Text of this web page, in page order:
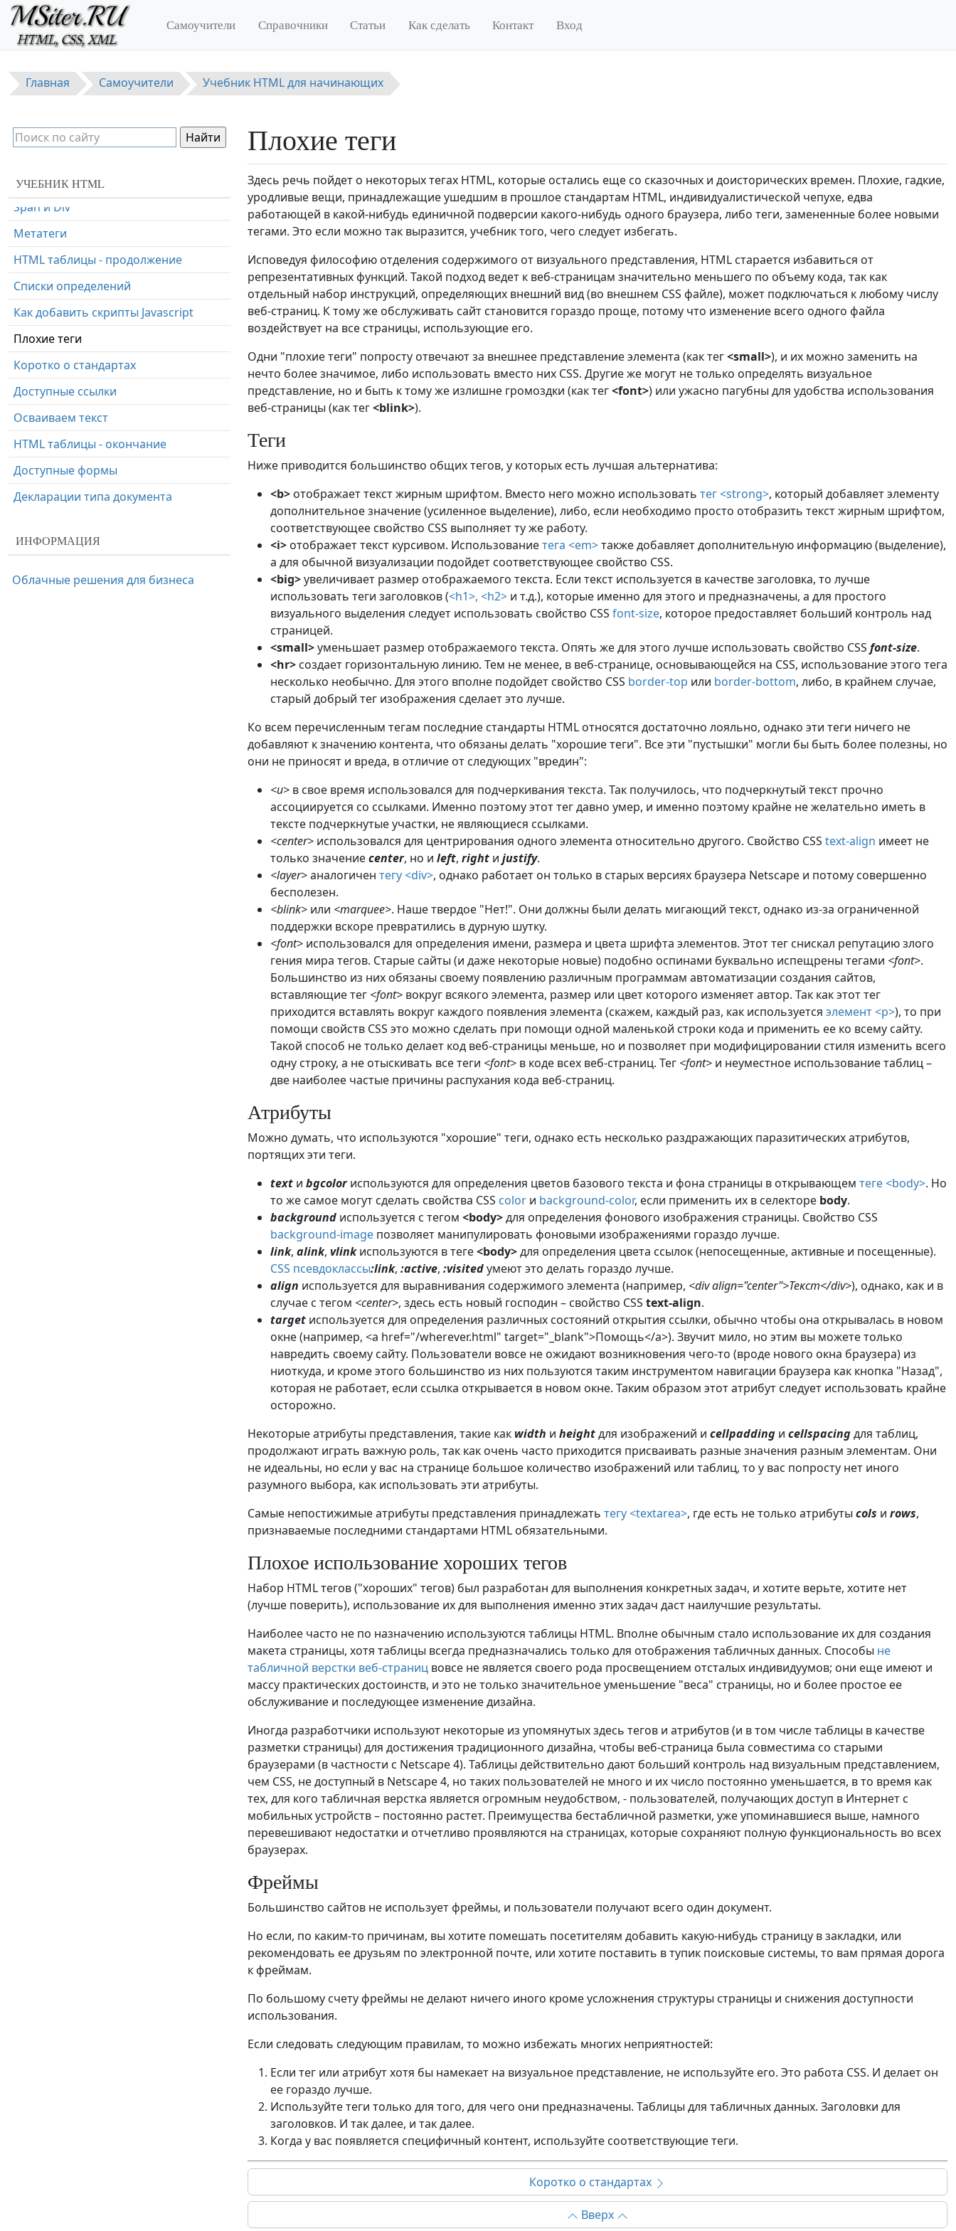
Перейти к основному содержанию
Самоучители Справочники Статьи Как сделать Контакт Вход
Главная Самоучители Учебник HTML для начинающих
Плохие теги
Здесь речь пойдет о некоторых тегах HTML, которые остались еще со сказочных и доисторических времен. Плохие, гадкие,
уродливые вещи, принадлежащие ушедшим в прошлое стандартам HTML, индивидуалистической чепухе, едва
работающей в какой-нибудь единичной подверсии какого-нибудь одного браузера, либо теги, замененные более новыми
тегами. Это если можно так выразится, учебник того, чего следует избегать.
Исповедуя философию отделения содержимого от визуального представления, HTML старается избавиться от
репрезентативных функций. Такой подход ведет к веб-страницам значительно меньшего по объему кода, так как
отдельный набор инструкций, определяющих внешний вид (во внешнем CSS файле), может подключаться к любому числу
веб-страниц. К тому же обслуживать сайт становится гораздо проще, потому что изменение всего одного файла
воздействует на все страницы, использующие его.
Одни "плохие теги" попросту отвечают за внешнее представление элемента (как тег<small>), и их можно заменить на
нечто более значимое, либо использовать вместо них CSS. Другие же могут не только определять визуальное
представление, но и быть к тому же излишне громоздки (как тег<font>) или ужасно пагубны для удобства использования
веб-страницы (как тег<blink>).
Теги
Ниже приводится большинство общих тегов, у которых есть лучшая альтернатива:
<b> отображает текст жирным шрифтом. Вместо него можно использовать тег <strong>, который добавляет элементу
дополнительное значение (усиленное выделение), либо, если необходимо просто отобразить текст жирным шрифтом,
соответствующее свойство CSS выполняет ту же работу.
<i> отображает текст курсивом. Использованиетега <em>также добавляет дополнительную информацию (выделение),
а для обычной визуализации подойдет соответствующее свойство CSS.
<big>увеличивает размер отображаемого текста. Если текст используется в качестве заголовка, то лучше
использовать теги заголовков (<h1>, <h2> и т.д.), которые именно для этого и предназначены, а для простого
визуального выделения следует использовать свойство CSS font-size, которое предоставляет больший контроль над
страницей.
<small>уменьшает размер отображаемого текста. Опять же для этого лучше использовать свойство CSS font-size.
<hr> создает горизонтальную линию. Тем не менее, в веб-странице, основывающейся на CSS, использование этого тега
несколько необычно. Для этого вполне подойдет свойство CSS border-top или border-bottom, либо, в крайнем случае,
старый добрый тег изображения сделает это лучше.
Ко всем перечисленным тегам последние стандарты HTML относятся достаточно лояльно, однако эти теги ничего не
добавляют к значению контента, что обязаны делать "хорошие теги". Все эти "пустышки" могли бы быть более полезны, но
они не приносят и вреда, в отличие от следующих "вредин":
<u> в свое время использовался для подчеркивания текста. Так получилось, что подчеркнутый текст прочно
ассоциируется со ссылками. Именно поэтому этот тег давно умер, и именно поэтому крайне не желательно иметь в
тексте подчеркнутые участки, не являющиеся ссылками.
<center> использовался для центрирования одного элемента относительно другого. Свойство CSS text-align имеет не
только значениеcenter, но и left, right и justify.
<layer>аналогичен тегу <div>, однако работает он только в старых версиях браузера Netscape и потому совершенно
бесполезен.
<blink> или <marquee>. Наше твердое "Нет!". Они должны были делать мигающий текст, однако из-за ограниченной
поддержки вскоре превратились в дурную шутку.
<font> использовался для определения имени, размера и цвета шрифта элементов. Этот тег снискал репутацию злого
гения мира тегов. Старые сайты (и даже некоторые новые) подобно оспинами буквально испещрены тегами <font>.
Большинство из них обязаны своему появлению различным программам автоматизации создания сайтов,
вставляющие тег <font> вокруг всякого элемента, размер или цвет которого изменяет автор. Так как этот тег
приходится вставлять вокруг каждого появления элемента (скажем, каждый раз, как используется элемент <p>), то при
помощи свойств CSS это можно сделать при помощи одной маленькой строки кода и применить ее ко всему сайту.
Такой способ не только делает код веб-страницы меньше, но и позволяет при модифицировании стиля изменить всего
одну строку, а не отыскивать все теги <font> в коде всех веб-страниц. Тег <font> и неуместное использование таблиц –
две наиболее частые причины распухания кода веб-страниц.
Атрибуты
Можно думать, что используются "хорошие" теги, однако есть несколько раздражающих паразитических атрибутов,
портящих эти теги.
text и bgcolorиспользуются для определения цветов базового текста и фона страницы в открывающем теге <body>. Но
то же самое могут сделать свойства CSS color и background-color, если применить их в селекторе body.
background используется с тегом <body>для определения фонового изображения страницы. Свойство CSS
background-image позволяет манипулировать фоновыми изображениями гораздо лучше.
link, alink, vlinkиспользуются в теге<body>для определения цвета ссылок (непосещенные, активные и посещенные).
CSS псевдоклассы:link, :active, :visitedумеют это делать гораздо лучше.
align используется для выравнивания содержимого элемента (например, <div align="center">Текст</div>), однако, как и в
случае с тегом <center>, здесь есть новый господин – свойство CSS text-align.
target используется для определения различных состояний открытия ссылки, обычно чтобы она открывалась в новом
окне (например, <a href="/wherever.html" target="_blank">Помощь</a>). Звучит мило, но этим вы можете только
навредить своему сайту. Пользователи вовсе не ожидают возникновения чего-то (вроде нового окна браузера) из
ниоткуда, и кроме этого большинство из них пользуются таким инструментом навигации браузера как кнопка "Назад",
которая не работает, если ссылка открывается в новом окне. Таким образом этот атрибут следует использовать крайне
осторожно.
Некоторые атрибуты представления, такие как width и heightдля изображений и cellpadding и cellspacingдля таблиц,
продолжают играть важную роль, так как очень часто приходится присваивать разные значения разным элементам. Они
не идеальны, но если у вас на странице большое количество изображений или таблиц, то у вас попросту нет иного
разумного выбора, как использовать эти атрибуты.
Самые непостижимые атрибуты представления принадлежать тегу <textarea>, где есть не только атрибуты cols и rows,
признаваемые последними стандартами HTML обязательными.
Плохое использование хороших тегов
Набор HTML тегов ("хороших" тегов) был разработан для выполнения конкретных задач, и хотите верьте, хотите нет
(лучше поверить), использование их для выполнения именно этих задач даст наилучшие результаты.
Наиболее часто не по назначению используются таблицы HTML. Вполне обычным стало использование их для создания
макета страницы, хотя таблицы всегда предназначались только для отображения табличных данных. Способы не
табличной верстки веб-страниц вовсе не является своего рода просвещением отсталых индивидуумов; они еще имеют и
массу практических достоинств, и это не только значительное уменьшение "веса" страницы, но и более простое ее
обслуживание и последующее изменение дизайна.
Иногда разработчики используют некоторые из упомянутых здесь тегов и атрибутов (и в том числе таблицы в качестве
разметки страницы) для достижения традиционного дизайна, чтобы веб-страница была совместима со старыми
браузерами (в частности с Netscape 4). Таблицы действительно дают больший контроль над визуальным представлением,
чем CSS, не доступный в Netscape 4, но таких пользователей не много и их число постоянно уменьшается, в то время как
тех, для кого табличная верстка является огромным неудобством, - пользователей, получающих доступ в Интернет с
мобильных устройств – постоянно растет. Преимущества бестабличной разметки, уже упоминавшиеся выше, намного
перевешивают недостатки и отчетливо проявляются на страницах, которые сохраняют полную функциональность во всех
браузерах.
Фреймы
Большинство сайтов не использует фреймы, и пользователи получают всего один документ.
Но если, по каким-то причинам, вы хотите помешать посетителям добавить какую-нибудь страницу в закладки, или
рекомендовать ее друзьям по электронной почте, или хотите поставить в тупик поисковые системы, то вам прямая дорога
к фреймам.
По большому счету фреймы не делают ничего иного кроме усложнения структуры страницы и снижения доступности
использования.
Если следовать следующим правилам, то можно избежать многих неприятностей:
Если тег или атрибут хотя бы намекает на визуальное представление, не используйте его. Это работа CSS. И делает он
ее гораздо лучше.
Используйте теги только для того, для чего они предназначены. Таблицы для табличных данных. Заголовки для
заголовков. И так далее, и так далее.
Когда у вас появляется специфичный контент, используйте соответствующие теги.
Коротко о стандартах
Вверх
УЧЕБНИК HTML
заголовков
Упорядоченные и неупорядоченные
списки
Определение HTML cсылок
HTML таблицы - начало
HTML - Промежуточные итоги
Span и Div
Метатеги
HTML таблицы - продолжение
Списки определений
Как добавить скрипты Javascript
Плохие теги
Коротко о стандартах
Доступные ссылки
Осваиваем текст
HTML таблицы - окончание
Доступные формы
Декларации типа документа
ИНФОРМАЦИЯ
Облачные решения для бизнеса